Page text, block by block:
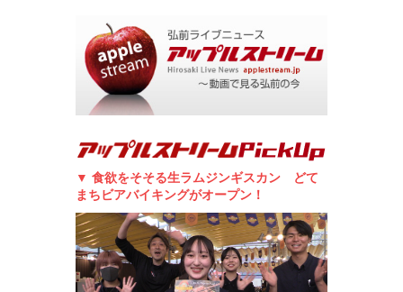
▼ 食欲をそそる生ラムジンギスカン どて
まちビアバイキングがオープン！